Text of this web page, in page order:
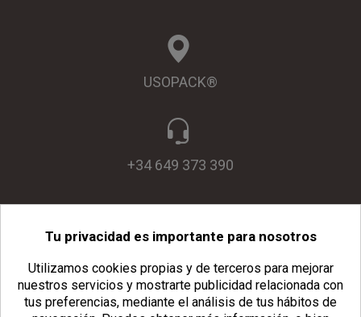
USOPACK®
+34 649 373 390
info@usopack.com
Tu privacidad es importante para nosotros
Utilizamos cookies propias y de terceros para mejorar
nuestros servicios y mostrarte publicidad relacionada con
tus preferencias, mediante el análisis de tus hábitos de